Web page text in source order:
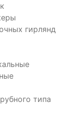
гирлянд
типа